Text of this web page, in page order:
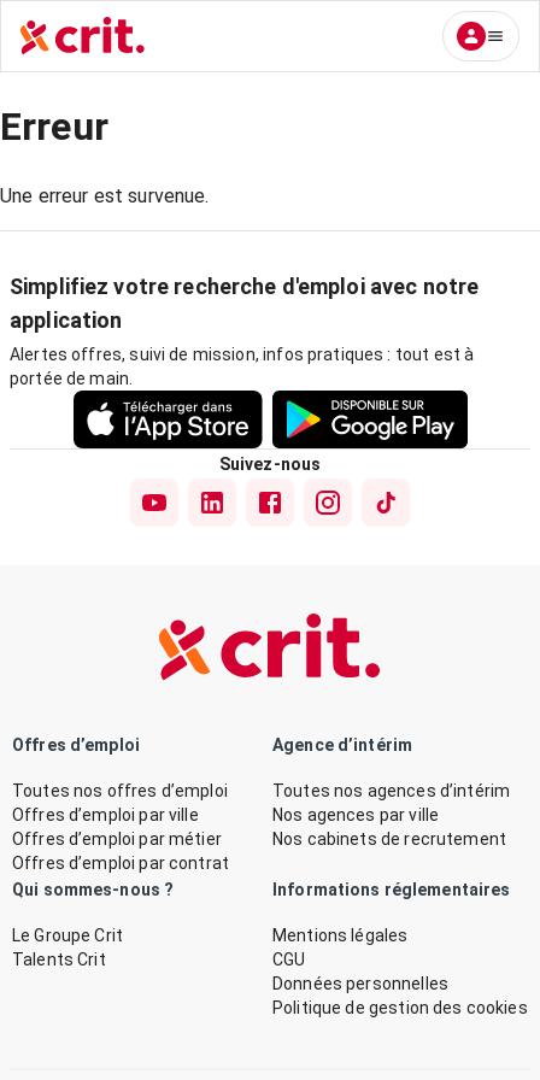
Erreur
Une erreur est survenue.
Simplifiez votre recherche d'emploi avec notre
application
Alertes offres, suivi de mission, infos pratiques : tout est à
portée de main.
Suivez-nous
Offres d’emploi
Toutes nos offres d’emploi
Offres d’emploi par ville
Offres d’emploi par métier
Offres d’emploi par contrat
Agence d’intérim
Toutes nos agences d’intérim
Nos agences par ville
Nos cabinets de recrutement
Qui sommes-nous ?
Le Groupe Crit
Talents Crit
Informations réglementaires
Mentions légales
CGU
Données personnelles
Politique de gestion des cookies